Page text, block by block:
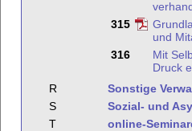
315
und
316
Mit
Druck
R
Sonstige
S
Sozial- und
T
online-